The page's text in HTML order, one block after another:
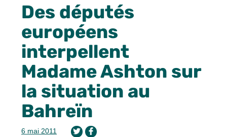
Des députés
européens
interpellent
Madame Ashton sur
la situation au
Bahreïn
6 mai 2011